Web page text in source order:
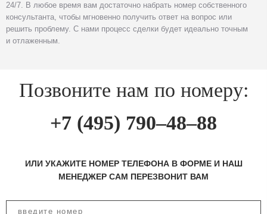
24/7. В любое время вам достаточно набрать номер собственного
консультанта, чтобы мгновенно получить ответ на вопрос или
решить проблему. С нами процесс сделки будет идеально точным
и отлаженным.
Позвоните нам по номеру:
+7 (495) 790–48–88
ИЛИ УКАЖИТЕ НОМЕР ТЕЛЕФОНА В ФОРМЕ И НАШ
МЕНЕДЖЕР САМ ПЕРЕЗВОНИТ ВАМ